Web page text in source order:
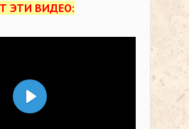
ЭТИ ВИДЕО:
Воспроизвести